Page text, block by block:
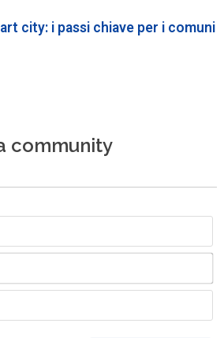
city: i passi chiave per i comuni
community